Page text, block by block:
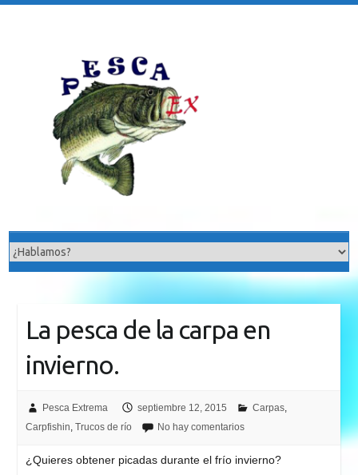
La pesca de la carpa en
invierno.
Pesca Extrema septiembre 12, 2015 Carpas,
Carpfishin, Trucos de río No hay comentarios
¿Quieres obtener picadas durante el frío invierno?